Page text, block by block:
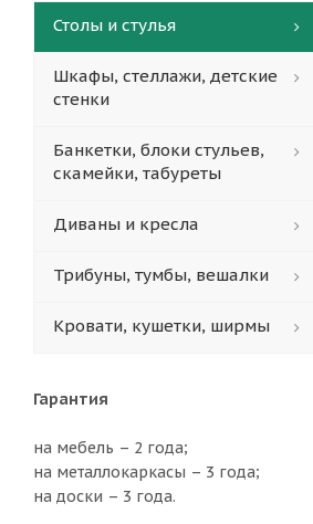
Столы и стулья
Шкафы, стеллажи, детские
стенки
Банкетки, блоки стульев,
скамейки, табуреты
Диваны и кресла
Трибуны, тумбы, вешалки
Кровати, кушетки, ширмы
Гарантия
на мебель – 2 года;
на металлокаркасы – 3 года;
на доски – 3 года.